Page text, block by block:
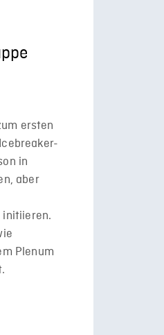
ersten
in
aber
initiieren.
Plenum